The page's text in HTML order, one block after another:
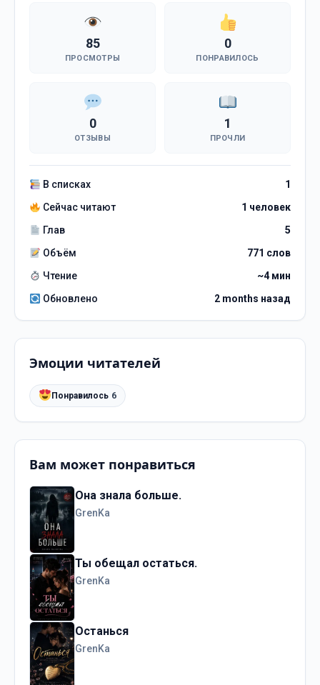
85
ПРОСМОТРЫ
0
ПОНРАВИЛОСЬ
0
ОТЗЫВЫ
1
ПРОЧЛИ
В списках
1
Сейчас читают
1 человек
Глав
5
Объём
771 слов
Чтение
~4 мин
Обновлено
2 months назад
Эмоции читателей
Понравилось 6
Вам может понравиться
Она знала больше.
GrenKa
Ты обещал остаться.
GrenKa
Останься
GrenKa